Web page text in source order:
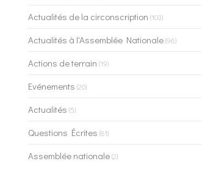
Actualités de la circonscription (103)
Actualités à l'Assemblée Nationale(96)
Actions de terrain (19)
Evénements (20)
Actualités (5)
Questions Écrites (81)
Assemblée nationale(2)